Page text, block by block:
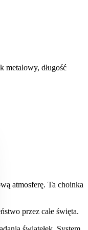
metalowy, długość
atmosferę. Ta choinka
przez całe święta.